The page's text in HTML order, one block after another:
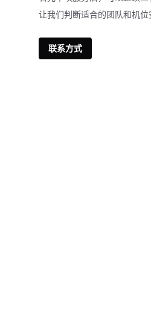
让我们判断适合的团队和机位
联系方式